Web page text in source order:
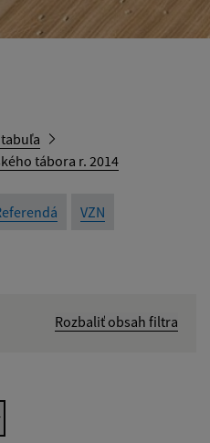
tábora r. 2014
VZN
Rozbaliť obsah filtra